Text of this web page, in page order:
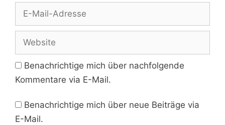
Mail-
Adresse
Benachrichtige mich über nachfolgende
Kommentare via E-Mail.
Benachrichtige mich über neue Beiträge via
E-Mail.